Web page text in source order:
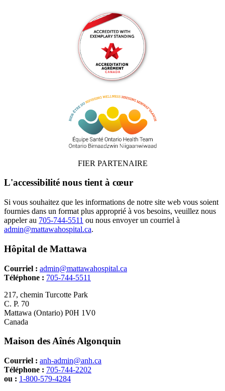
FIER PARTENAIRE
L'accessibilité nous tient à cœur
Si vous souhaitez que les informations de notre site web vous soient
fournies dans un format plus approprié à vos besoins, veuillez nous
appeler au 705-744-5511 ou nous envoyer un courriel à
admin@mattawahospital.ca.
Hôpital de Mattawa
Courriel : admin@mattawahospital.ca
Téléphone : 705-744-5511
217, chemin Turcotte Park
C. P. 70
Mattawa (Ontario) P0H 1V0
Canada
Maison des Aînés Algonquin
Courriel : anh-admin@anh.ca
Téléphone : 705-744-2202
ou : 1-800-579-4284